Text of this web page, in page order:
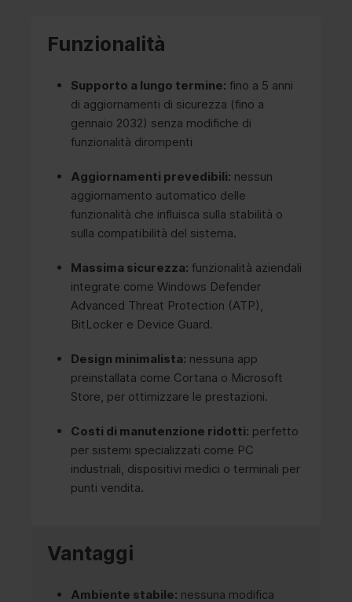
Funzionalità
Supporto a lungo termine: fino a 5 anni
di aggiornamenti di sicurezza (fino a
gennaio 2032) senza modifiche di
funzionalità dirompenti
Aggiornamenti prevedibili: nessun
aggiornamento automatico delle
funzionalità che influisca sulla stabilità o
sulla compatibilità del sistema.
Massima sicurezza: funzionalità aziendali
integrate come Windows Defender
Advanced Threat Protection (ATP),
BitLocker e Device Guard.
Design minimalista: nessuna app
preinstallata come Cortana o Microsoft
Store, per ottimizzare le prestazioni.
Costi di manutenzione ridotti: perfetto
per sistemi specializzati come PC
industriali, dispositivi medici o terminali per
punti vendita.
Vantaggi
Ambiente stabile: nessuna modifica